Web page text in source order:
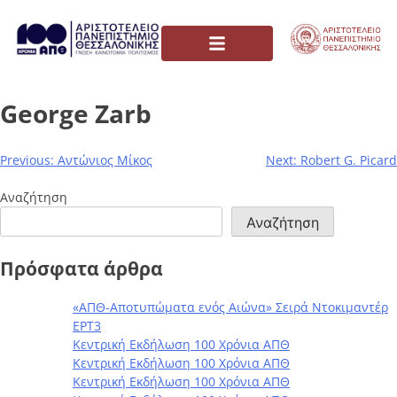
George Zarb
Previous: Αντώνιος Μίκος Next: Robert G. Picard
Αναζήτηση
Αναζήτηση
Πρόσφατα άρθρα
«ΑΠΘ-Αποτυπώματα ενός Αιώνα» Σειρά Ντοκιμαντέρ
ΕΡΤ3
Κεντρική Εκδήλωση 100 Χρόνια ΑΠΘ
Κεντρική Εκδήλωση 100 Χρόνια ΑΠΘ
Κεντρική Εκδήλωση 100 Χρόνια ΑΠΘ